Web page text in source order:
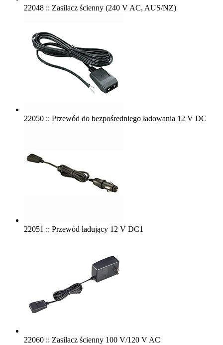
22048 :: Zasilacz ścienny (240 V AC, AUS/NZ)
22050 :: Przewód do bezpośredniego ładowania 12 V DC
22051 :: Przewód ładujący 12 V DC1
22060 :: Zasilacz ścienny 100 V/120 V AC